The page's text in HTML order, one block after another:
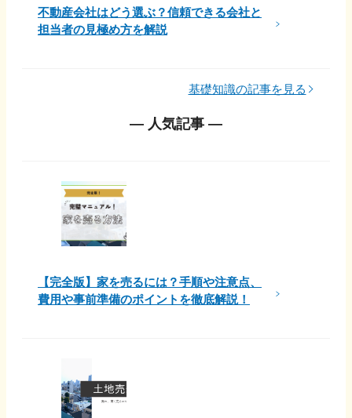
不動産会社はどう選ぶ？信頼できる会社と
担当者の見極め方を解説
基礎知識の記事を見る
― 人気記事 ―
【完全版】家を売るには？手順や注意点、
費用や事前準備のポイントを徹底解説！